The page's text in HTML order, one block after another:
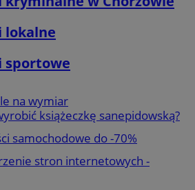
lokalne
sportowe
na wymiar
książeczkę sanepidowską?
samochodowe do -70%
stron internetowych -